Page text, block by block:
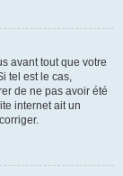
avant tout que votre
tel est le cas,
de ne pas avoir été
internet ait un